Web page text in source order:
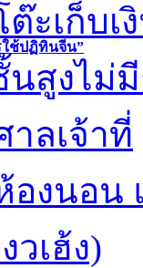
ช้ปฏิทินจีน”
ะเก็บเ
สูงไม่
ลเจ้าที่
งนอน
วเฮ้ง)